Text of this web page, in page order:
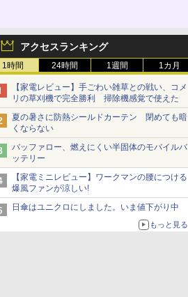
アクセスランキング
1時間 24時間 1週間 1カ月
【家電レビュー】手ごわい雑草との戦い、コメ
リの草刈機で完全勝利 掃除機感覚で使えた
夏の暑さに防熱シールドカーテン 閉めても暗
くならない
バッファロー、燃えにくい半固体のモバイルバ
ッテリー
【家電ミニレビュー】ワークマンの腰につける
爆風ファンが涼しい!
日傘はユニクロにしました。いま値下がり中
もっと見る